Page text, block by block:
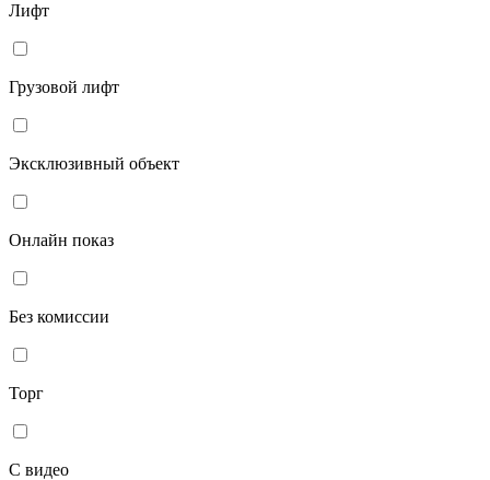
Лифт
Грузовой лифт
Эксклюзивный объект
Онлайн показ
Без комиссии
Торг
С видео